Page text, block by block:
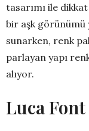
tasarımı ile
bir aşk görünümü
sunarken, renk
parlayan yapı
alıyor.
Luca